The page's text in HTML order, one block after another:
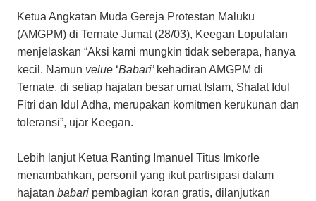
Ketua Angkatan Muda Gereja Protestan Maluku
(AMGPM) di Ternate Jumat (28/03), Keegan Lopulalan
menjelaskan “Aksi kami mungkin tidak seberapa, hanya
kecil. Namun velue ‘Babari’ kehadiran AMGPM di
Ternate, di setiap hajatan besar umat Islam, Shalat Idul
Fitri dan Idul Adha, merupakan komitmen kerukunan dan
toleransi”, ujar Keegan.
Lebih lanjut Ketua Ranting Imanuel Titus Imkorle
menambahkan, personil yang ikut partisipasi dalam
hajatan babari pembagian koran gratis, dilanjutkan